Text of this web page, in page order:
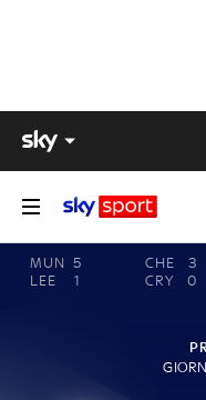
MUN 5
LEE
1
CHE
3
CRY
0